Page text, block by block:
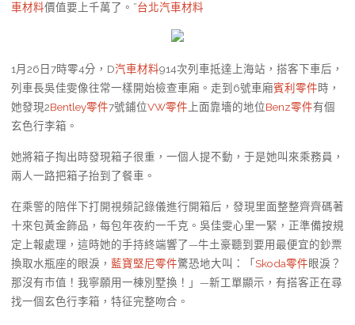
車材料價值要上千萬了。”台北汽車材料
1月26日7時零4分，D汽車材料914次列車抵達上海站，搭客下車后，
列車長吳佳雯像往常一樣開始檢查車廂。走到6號車廂賓利零件時，
她發現2Bentley零件7號鋪位VW零件 上面靠墻的地位Benz零件有個
玄色行李箱。
她將箱子掏出時發現箱子很重，一個人提不動，于是她叫來乘務員，
兩人一路把箱子抬到了餐車。
在乘警的陪伴下打開視頻記錄儀進行開箱后，發現里面整整齊齊碼著
十來包黃金飾品，每包年夜約一千克。吳佳雯心里一緊，正準備按規
定上報處理，這時她的手持終端響了—牛土豪聽到要用最便宜的鈔票
換取水瓶座的眼淚， 藍寶堅尼零件驚恐地大叫：「 Skoda零件眼淚？
那沒有市值！我寧願用一棟別墅換！」—新工單顯示，有搭客正在尋
找一個玄色行李箱，特征完整吻合。